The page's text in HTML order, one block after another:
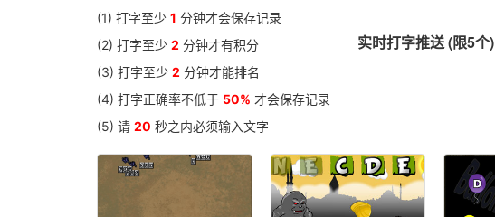
Companionship of Books 以书为伴
a girl selling matches
Do something for yourself 做你自己
四级阅读-人类大脑智力的决定因素
The Cats of Roma 罗马印象
(1) 打字至少 1 分钟才会保存记录
(2) 打字至少 2 分钟才有积分
(3) 打字至少 2 分钟才能排名
(4) 打字正确率不低于 50% 才会保存记录
(5) 请 20 秒之内必须输入文字
实时打字推送 (限5个)